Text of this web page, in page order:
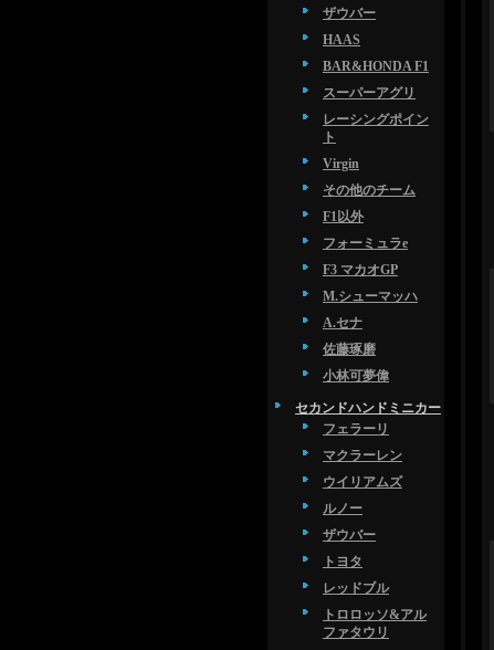
ザウバー
HAAS
BAR&HONDA F1
スーパーアグリ
レーシングポイン
ト
Virgin
その他のチーム
F1以外
フォーミュラe
F3 マカオGP
M.シューマッハ
A.セナ
佐藤琢磨
小林可夢偉
セカンドハンドミニカー
フェラーリ
マクラーレン
ウイリアムズ
ルノー
ザウバー
トヨタ
レッドブル
トロロッソ&アル
ファタウリ